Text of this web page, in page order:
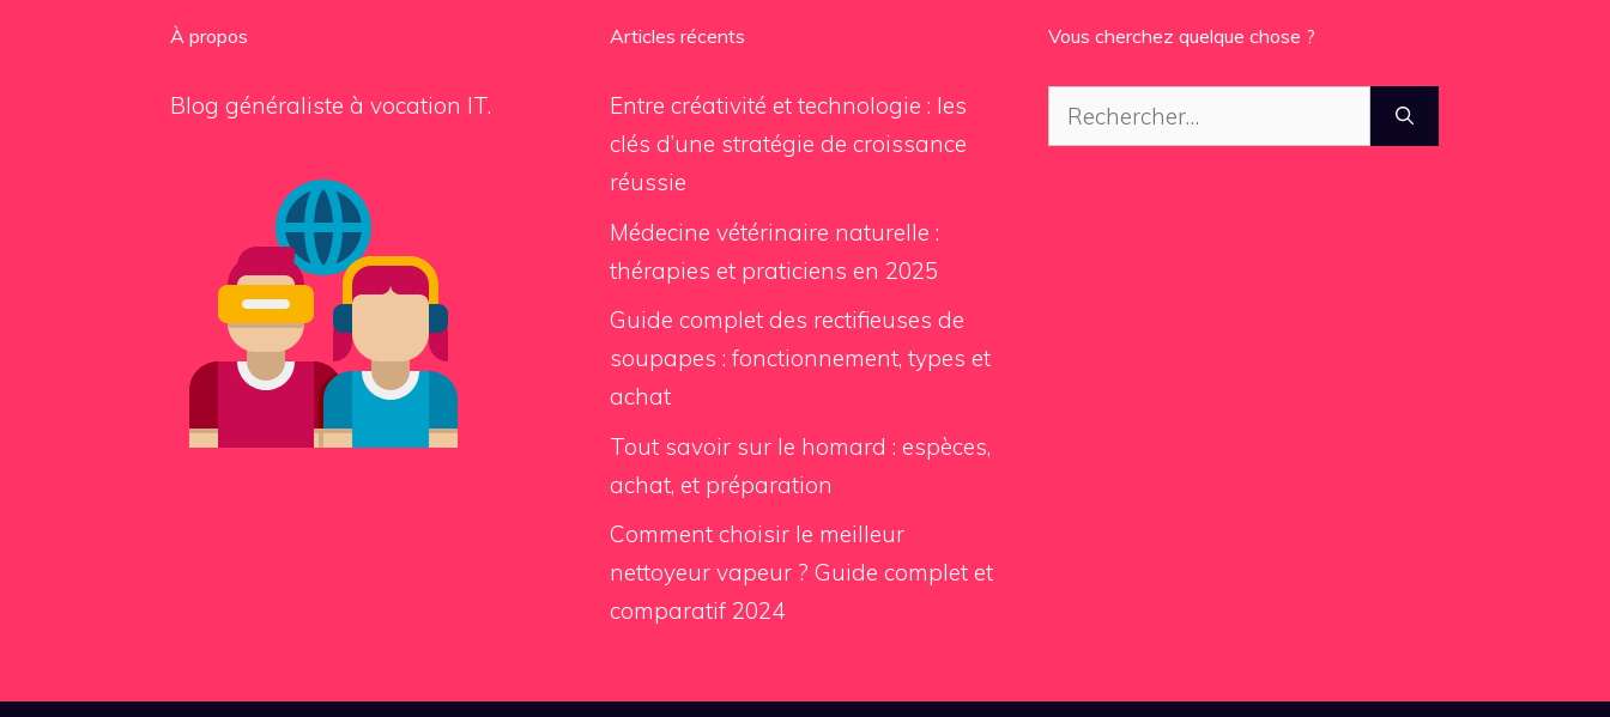
À propos
Blog généraliste à vocation IT.
Articles récents
Entre créativité et technologie : les
clés d’une stratégie de croissance
réussie
Médecine vétérinaire naturelle :
thérapies et praticiens en 2025
Guide complet des rectifieuses de
soupapes : fonctionnement, types et
achat
Tout savoir sur le homard : espèces,
achat, et préparation
Comment choisir le meilleur
nettoyeur vapeur ? Guide complet et
comparatif 2024
Vous cherchez quelque chose ?
Rechercher :